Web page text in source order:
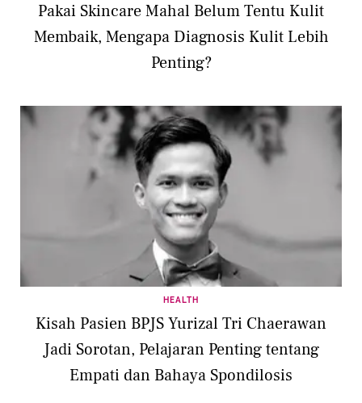
Pakai Skincare Mahal Belum Tentu Kulit
Membaik, Mengapa Diagnosis Kulit Lebih
Penting?
HEALTH
Kisah Pasien BPJS Yurizal Tri Chaerawan
Jadi Sorotan, Pelajaran Penting tentang
Empati dan Bahaya Spondilosis